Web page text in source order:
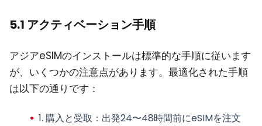
5.1 アクティベーション手順
アジアeSIMのインストールは標準的な手順に従います
が、いくつかの注意点があります。最適化された手順
は以下の通りです：
1. 購入と受取 ：出発24〜48時間前にeSIMを注文